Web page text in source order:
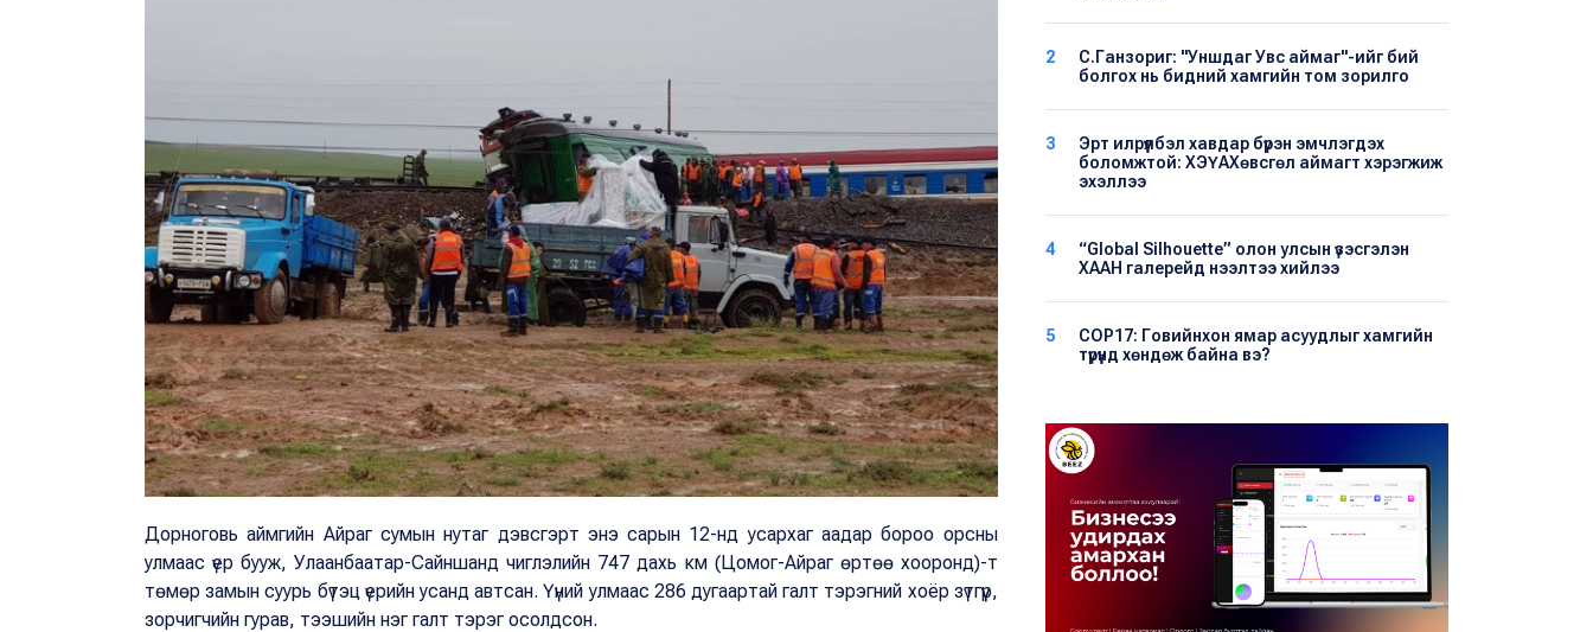
Дорноговь аймгийн Айраг сумын нутаг дэвсгэрт энэ сарын 12-нд усархаг аадар бороо орсны
улмаас үер бууж, Улаанбаатар-Сайншанд чиглэлийн 747 дахь км (Цомог-Айраг өртөө хооронд)-т
төмөр замын суурь бүтэц үерийн усанд автсан. Үүний улмаас 286 дугаартай галт тэрэгний хоёр зүтгүүр,
зорчигчийн гурав, тээшийн нэг галт тэрэг осолдсон.
2
С.Ганзориг: "Уншдаг Увс аймаг"-ийг бий
болгох нь бидний хамгийн том зорилго
3
Эрт илрүүлбэл хавдар бүрэн эмчлэгдэх
боломжтой: ХЭҮА​Хөвсгөл аймагт хэрэгжиж
эхэллээ
4
“Global Silhouette” олон улсын үзэсгэлэн
ХААН галерейд нээлтээ хийлээ
5
COP17: Говийнхон ямар асуудлыг хамгийн
түрүүнд хөндөж байна вэ?